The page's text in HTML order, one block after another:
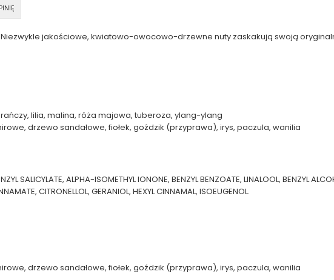
jakościowe, kwiatowo-owocowo-drzewne nuty zaskakują swoją
lilia, malina, róża majowa, tuberoza, ylang-ylang
drzewo sandałowe, fiołek, goździk (przyprawa), irys, paczula, wanilia
SALICYLATE, ALPHA-ISOMETHYL IONONE, BENZYL BENZOATE, LINALOOL, BENZYL
CITRONELLOL, GERANIOL, HEXYL CINNAMAL, ISOEUGENOL.
drzewo sandałowe, fiołek, goździk (przyprawa), irys, paczula, wanilia